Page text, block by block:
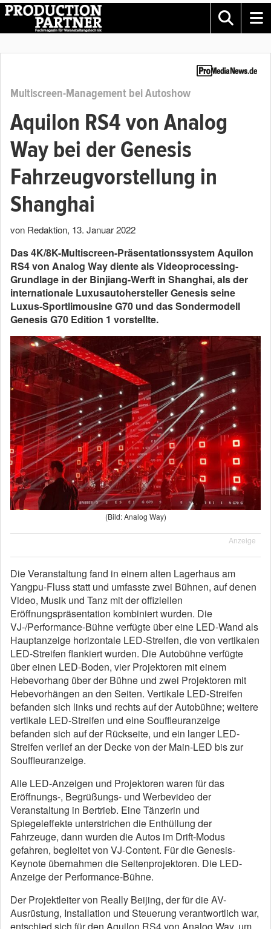
Multiscreen-Management bei Autoshow
Aquilon RS4 von Analog
Way bei der Genesis
Fahrzeugvorstellung in
Shanghai
von Redaktion, 13. Januar 2022
Das 4K/8K-Multiscreen-Präsentationssystem Aquilon
RS4 von Analog Way diente als Videoprocessing-
Grundlage in der Binjiang-Werft in Shanghai, als der
internationale Luxusautohersteller Genesis seine
Luxus-Sportlimousine G70 und das Sondermodell
Genesis G70 Edition 1 vorstellte.
(Bild: Analog Way)
Anzeige
Die Veranstaltung fand in einem alten Lagerhaus am
Yangpu-Fluss statt und umfasste zwei Bühnen, auf denen
Video, Musik und Tanz mit der offiziellen
Eröffnungspräsentation kombiniert wurden. Die
VJ-/Performance-Bühne verfügte über eine LED-Wand als
Hauptanzeige horizontale LED-Streifen, die von vertikalen
LED-Streifen flankiert wurden. Die Autobühne verfügte
über einen LED-Boden, vier Projektoren mit einem
Hebevorhang über der Bühne und zwei Projektoren mit
Hebevorhängen an den Seiten. Vertikale LED-Streifen
befanden sich links und rechts auf der Autobühne; weitere
vertikale LED-Streifen und eine Souffleuranzeige
befanden sich auf der Rückseite, und ein langer LED-
Streifen verlief an der Decke von der Main-LED bis zur
Souffleuranzeige.
Alle LED-Anzeigen und Projektoren waren für das
Eröffnungs-, Begrüßungs- und Werbevideo der
Veranstaltung in Bertrieb. Eine Tänzerin und
Spiegeleffekte unterstrichen die Enthüllung der
Fahrzeuge, dann wurden die Autos im Drift-Modus
gefahren, begleitet von VJ-Content. Für die Genesis-
Keynote übernahmen die Seitenprojektoren. Die LED-
Anzeige der Performance-Bühne.
Der Projektleiter von Really Beijing, der für die AV-
Ausrüstung, Installation und Steuerung verantwortlich war,